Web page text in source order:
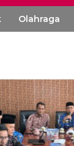
Olahraga